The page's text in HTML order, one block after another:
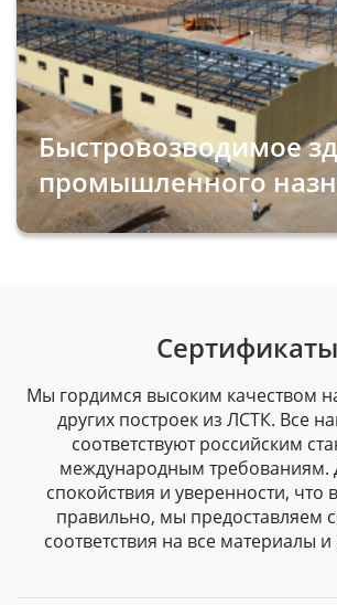
Быстровозводимое
промышленного
Сертификаты
Мы гордимся высоким качеством
других построек из ЛСТК. Все
соответствуют российским
международным требованиям.
спокойствия и уверенности, что
правильно, мы предоставляем
соответствия на все материалы и